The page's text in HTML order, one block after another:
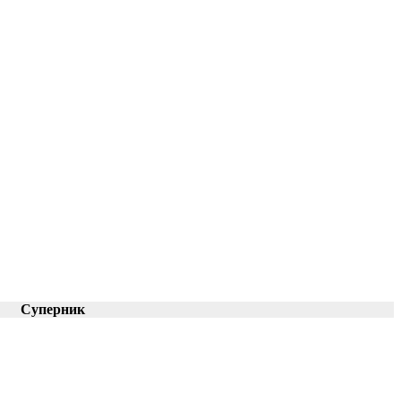
Суперник